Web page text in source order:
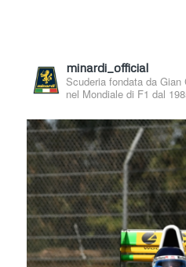
minardi_official
Scuderia fondata da
nel Mondiale di F1 dal